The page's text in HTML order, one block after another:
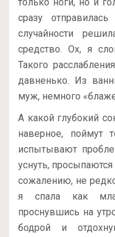
сразу
случайности
средство. Ох, я
Такого
давненько. Из
муж, немного
А какой глубокий
наверное, поймут
испытывают
уснуть,
сожалению, не
я спала как
проснувшись на
бодрой и